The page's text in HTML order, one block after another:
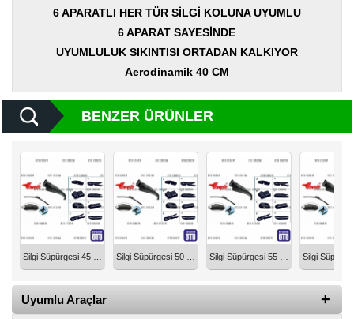
Parça
Silecek
Ampül
Çeşitleri
Dacia
Yedekleri
Aksesuar
Sanroof
Parçaları
6 APARATLI HER TÜR SİLGİ KOLUNA UYUMLU
6 APARAT SAYESİNDE
UYUMLULUK SIKINTISI ORTADAN KALKIYOR
Aerodinamik 40 CM
BENZER ÜRÜNLER
Uyumlu Araçlar